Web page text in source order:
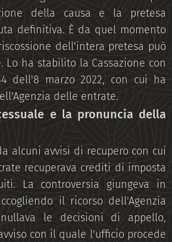
della causa e la pretesa
definitiva. È da quel momento
dell'intera pretesa può
Lo ha stabilito la Cassazione con
dell'8 marzo 2022, con cui ha
delle entrate.
e la pronuncia della
alcuni avvisi di recupero con cui
recuperava crediti di imposta
La controversia giungeva in
il ricorso dell'Agenzia
le decisioni di appello,
con il quale l'ufficio procede